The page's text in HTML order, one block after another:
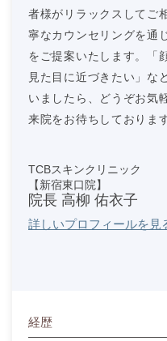
者様がリラックスしてご
寧なカウンセリングを通
をご提案いたします。「
見た目に近づきたい」な
いましたら、どうぞお気
来院をお待ちしております
TCBスキンクリニック
【新宿東口院】
院長 高柳 佑衣子
詳しいプロフィールを見
経歴